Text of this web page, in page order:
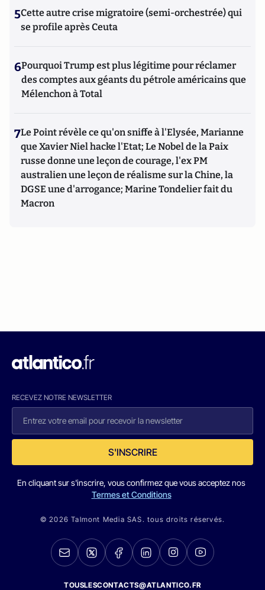
5Cette autre crise migratoire (semi-orchestrée) qui
se profile après Ceuta
6Pourquoi Trump est plus légitime pour réclamer
des comptes aux géants du pétrole américains que
Mélenchon à Total
7Le Point révèle ce qu'on sniffe à l'Elysée, Marianne
que Xavier Niel hacke l'Etat; Le Nobel de la Paix
russe donne une leçon de courage, l'ex PM
australien une leçon de réalisme sur la Chine, la
DGSE une d'arrogance; Marine Tondelier fait du
Macron
RECEVEZ NOTRE NEWSLETTER
S'INSCRIRE
En cliquant sur s'inscrire, vous confirmez que vous acceptez nos
Termes et Conditions
© 2026 Talmont Media SAS. tous droits réservés.
TOUSLESCONTACTS@ATLANTICO.FR